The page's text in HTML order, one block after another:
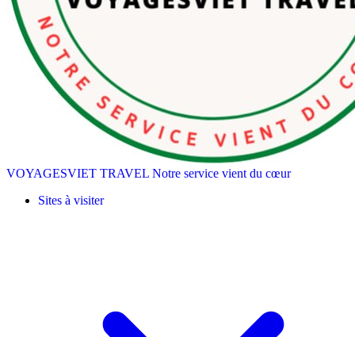
VOYAGESVIET TRAVEL Notre service vient du cœur
Sites à visiter